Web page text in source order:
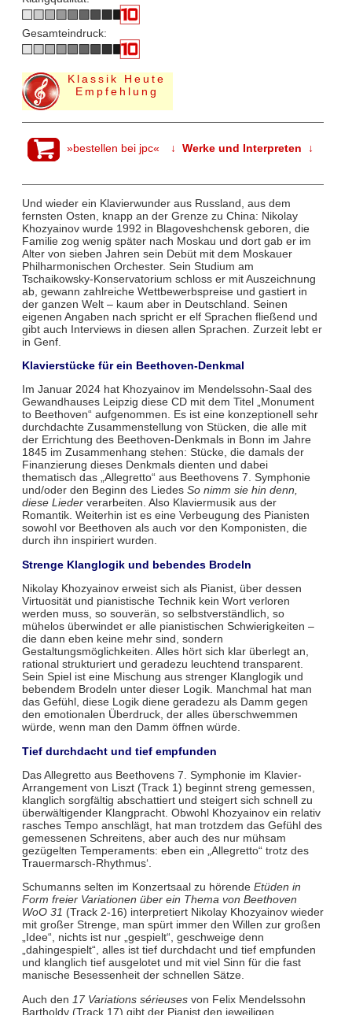
Gesamteindruck:
Klassik Heute
Empfehlung
»bestellen bei jpc« ↓ Werke und Interpreten ↓
Und wieder ein Klavierwunder aus Russland, aus dem
fernsten Osten, knapp an der Grenze zu China: Nikolay
Khozyainov wurde 1992 in Blagoveshchensk geboren, die
Familie zog wenig später nach Moskau und dort gab er im
Alter von sieben Jahren sein Debüt mit dem Moskauer
Philharmonischen Orchester. Sein Studium am
Tschaikowsky-Konservatorium schloss er mit Auszeichnung
ab, gewann zahlreiche Wettbewerbspreise und gastiert in
der ganzen Welt – kaum aber in Deutschland. Seinen
eigenen Angaben nach spricht er elf Sprachen fließend und
gibt auch Interviews in diesen allen Sprachen. Zurzeit lebt er
in Genf.
Klavierstücke für ein Beethoven-Denkmal
Im Januar 2024 hat Khozyainov im Mendelssohn-Saal des
Gewandhauses Leipzig diese CD mit dem Titel „Monument
to Beethoven“ aufgenommen. Es ist eine konzeptionell sehr
durchdachte Zusammenstellung von Stücken, die alle mit
der Errichtung des Beethoven-Denkmals in Bonn im Jahre
1845 im Zusammenhang stehen: Stücke, die damals der
Finanzierung dieses Denkmals dienten und dabei
thematisch das „Allegretto“ aus Beethovens 7. Symphonie
und/oder den Beginn des Liedes So nimm sie hin denn,
diese Liederverarbeiten. Also Klaviermusik aus der
Romantik. Weiterhin ist es eine Verbeugung des Pianisten
sowohl vor Beethoven als auch vor den Komponisten, die
durch ihn inspiriert wurden.
Strenge Klanglogik und bebendes Brodeln
Nikolay Khozyainov erweist sich als Pianist, über dessen
Virtuosität und pianistische Technik kein Wort verloren
werden muss, so souverän, so selbstverständlich, so
mühelos überwindet er alle pianistischen Schwierigkeiten –
die dann eben keine mehr sind, sondern
Gestaltungsmöglichkeiten. Alles hört sich klar überlegt an,
rational strukturiert und geradezu leuchtend transparent.
Sein Spiel ist eine Mischung aus strenger Klanglogik und
bebendem Brodeln unter dieser Logik. Manchmal hat man
das Gefühl, diese Logik diene geradezu als Damm gegen
den emotionalen Überdruck, der alles überschwemmen
würde, wenn man den Damm öffnen würde.
Tief durchdacht und tief empfunden
Das Allegretto aus Beethovens 7. Symphonie im Klavier-
Arrangement von Liszt (Track 1) beginnt streng gemessen,
klanglich sorgfältig abschattiert und steigert sich schnell zu
überwältigender Klangpracht. Obwohl Khozyainov ein relativ
rasches Tempo anschlägt, hat man trotzdem das Gefühl des
gemessenen Schreitens, aber auch des nur mühsam
gezügelten Temperaments: eben ein „Allegretto“ trotz des
Trauermarsch-Rhythmus‘.
Schumanns selten im Konzertsaal zu hörende Etüden in
Form freier Variationen über ein Thema von Beethoven
WoO 31 (Track 2-16) interpretiert Nikolay Khozyainov wieder
mit großer Strenge, man spürt immer den Willen zur großen
„Idee“, nichts ist nur „gespielt“, geschweige denn
„dahingespielt“, alles ist tief durchdacht und tief empfunden
und klanglich tief ausgelotet und mit viel Sinn für die fast
manische Besessenheit der schnellen Sätze.
Auch den 17 Variations sérieuses von Felix Mendelssohn
Bartholdy (Track 17) gibt der Pianist den jeweiligen